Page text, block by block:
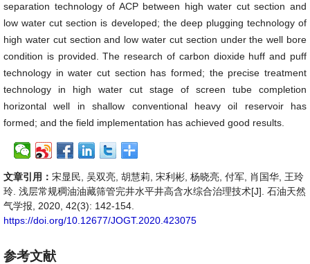
separation technology of ACP between high water cut section and
low water cut section is developed; the deep plugging technology of
high water cut section and low water cut section under the well bore
condition is provided. The research of carbon dioxide huff and puff
technology in water cut section has formed; the precise treatment
technology in high water cut stage of screen tube completion
horizontal well in shallow conventional heavy oil reservoir has
formed; and the field implementation has achieved good results.
文章引用： 宋显民, 吴双亮, 胡慧莉, 宋利彬, 杨晓亮, 付军, 肖国华, 王玲
玲. 浅层常规稠油油藏筛管完井水平井高含水综合治理技术[J]. 石油天然
气学报, 2020, 42(3): 142-154.
https://doi.org/10.12677/JOGT.2020.423075
参考文献